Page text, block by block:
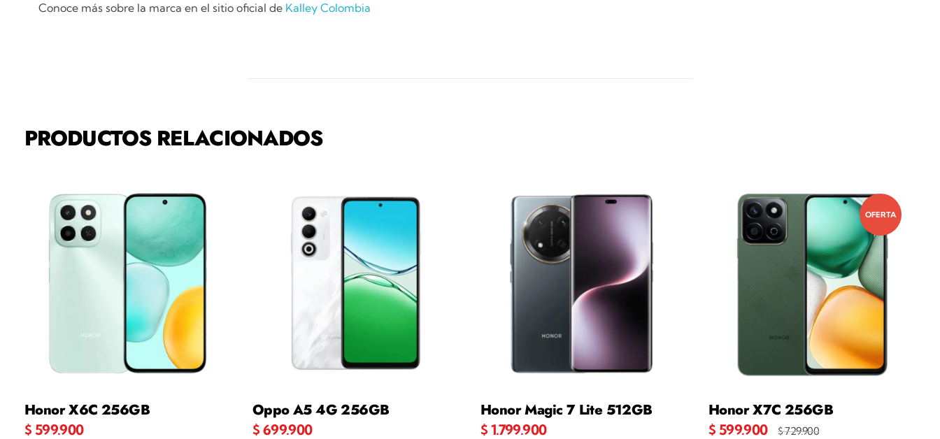
Conoce más sobre la marca en el sitio oficial de Kalley Colombia
PRODUCTOS RELACIONADOS
Honor X6C 256GB
$ 599.900
Oppo A5 4G 256GB
$ 699.900
Honor Magic 7 Lite 512GB
$ 1.799.900
OFERTA
Honor X7C 256GB
$ 599.900 $729.900